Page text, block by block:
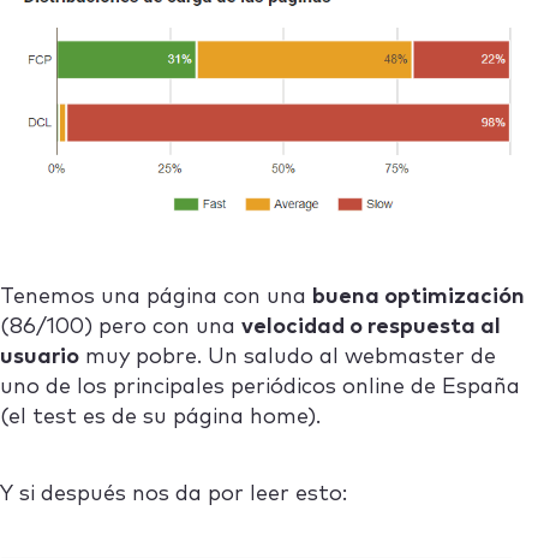
Tenemos una página con una buena optimización
(86/100) pero con una velocidad o respuesta al
usuario muy pobre. Un saludo al webmaster de
uno de los principales periódicos online de España
(el test es de su página home).
Y si después nos da por leer esto: